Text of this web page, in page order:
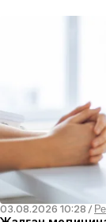
03.08.2026 10:28 /